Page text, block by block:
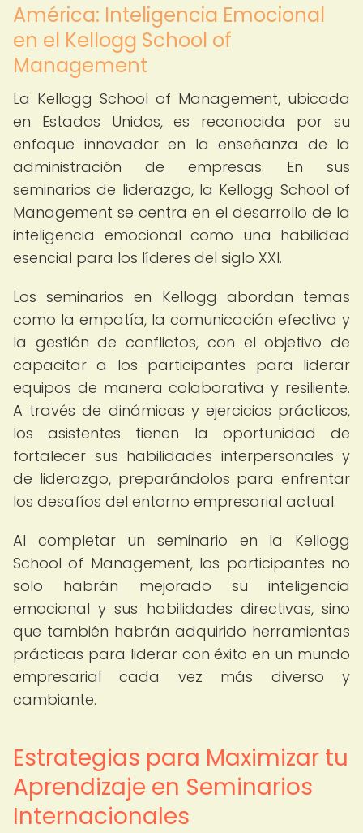
América: Inteligencia Emocional
en el Kellogg School of
Management
La Kellogg School of Management, ubicada
en Estados Unidos, es reconocida por su
enfoque innovador en la enseñanza de la
administración de empresas. En sus
seminarios de liderazgo, la Kellogg School of
Management se centra en el desarrollo de la
inteligencia emocional como una habilidad
esencial para los líderes del siglo XXI.
Los seminarios en Kellogg abordan temas
como la empatía, la comunicación efectiva y
la gestión de conflictos, con el objetivo de
capacitar a los participantes para liderar
equipos de manera colaborativa y resiliente.
A través de dinámicas y ejercicios prácticos,
los asistentes tienen la oportunidad de
fortalecer sus habilidades interpersonales y
de liderazgo, preparándolos para enfrentar
los desafíos del entorno empresarial actual.
Al completar un seminario en la Kellogg
School of Management, los participantes no
solo habrán mejorado su inteligencia
emocional y sus habilidades directivas, sino
que también habrán adquirido herramientas
prácticas para liderar con éxito en un mundo
empresarial cada vez más diverso y
cambiante.
Estrategias para Maximizar tu
Aprendizaje en Seminarios
Internacionales